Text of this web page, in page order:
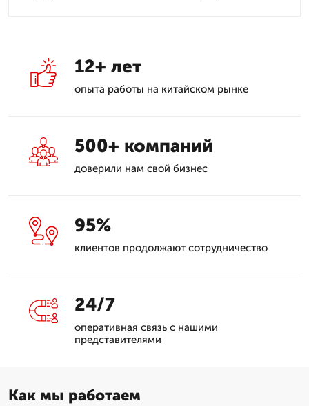
12+ лет
опыта работы на китайском рынке
500+ компаний
доверили нам свой бизнес
95%
клиентов продолжают сотрудничество
24/7
оперативная связь с нашими
представителями
Как мы работаем